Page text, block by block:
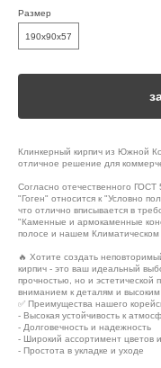
Размер
190х90х57
Клинкерный кирпич из Южной
отличное решение для
Согласно отечественного
"Гоген" относится к "Условно
что отлично вписывается в
"Каменные и армокаменные
полосе и нашем Климатическом
🔥 Хотите создать
кирпич - это ваш идеальный
прочностью, но и эстетической
вниманием к деталям и высоким
✅ Преимущества нашего
- Высокая устойчивость к
- Долговечность и надежность
- Широкий ассортимент цветов
- Простота в укладке и уходе